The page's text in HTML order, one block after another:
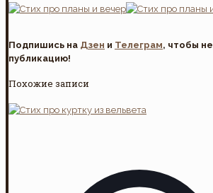
Подпишись на Дзен и Телеграм, чтобы
публикацию!
Похожие записи